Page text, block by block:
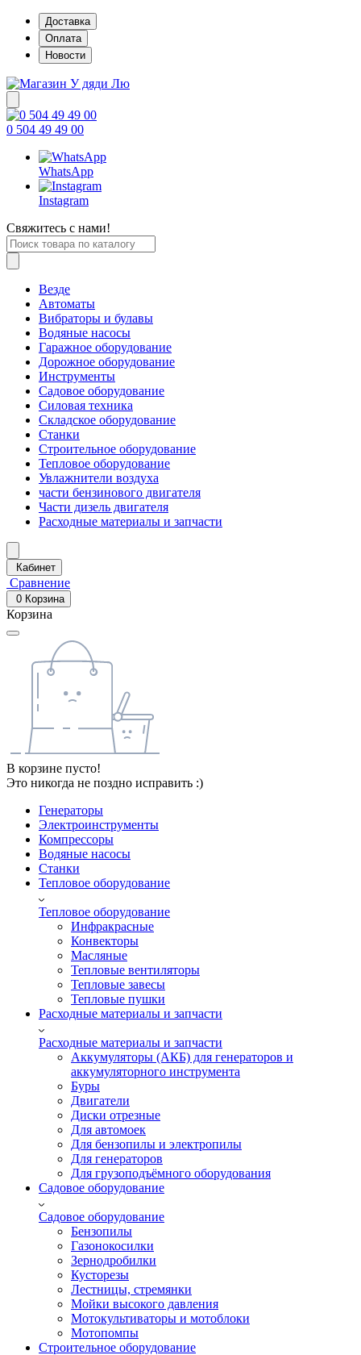
Доставка
Оплата
Новости
0 504 49 49 00
WhatsApp
Instagram
Свяжитесь с нами!
Везде
Автоматы
Вибраторы и булавы
Водяные насосы
Гаражное оборудование
Дорожное оборудование
Инструменты
Садовое оборудование
Силовая техника
Складское оборудование
Станки
Строительное оборудование
Тепловое оборудование
Увлажнители воздуха
части бензинового двигателя
Части дизель двигателя
Расходные материалы и запчасти
Кабинет
Сравнение
0 Корзина
Корзина
В корзине пусто!
Это никогда не поздно исправить :)
Генераторы
Электроинструменты
Компрессоры
Водяные насосы
Станки
Тепловое оборудование
Тепловое оборудование
Инфракрасные
Конвекторы
Масляные
Тепловые вентиляторы
Тепловые завесы
Тепловые пушки
Расходные материалы и запчасти
Расходные материалы и запчасти
Аккумуляторы (АКБ) для генераторов и
аккумуляторного инструмента
Буры
Двигатели
Диски отрезные
Для автомоек
Для бензопилы и электропилы
Для генераторов
Для грузоподъёмного оборудования
Садовое оборудование
Садовое оборудование
Бензопилы
Газонокосилки
Зернодробилки
Кусторезы
Лестницы, стремянки
Мойки высокого давления
Мотокультиваторы и мотоблоки
Мотопомпы
Строительное оборудование